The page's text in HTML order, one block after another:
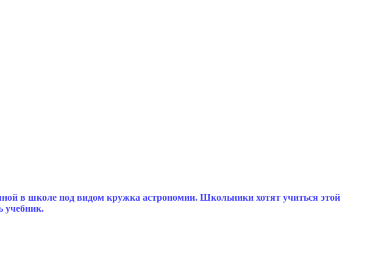
в школе под видом кружка астрономии. Школьники хотят учиться этой
учебник.